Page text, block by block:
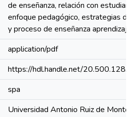
de enseñanza, relación con
enfoque pedagógico, estrategias
y proceso de enseñanza aprendizaje
application/pdf
https://hdl.handle.net/
spa
Universidad Antonio Ruiz de